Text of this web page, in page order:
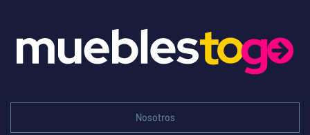
Nosotros